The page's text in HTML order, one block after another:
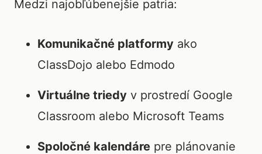
Medzi najobľúbenejšie patria:
Komunikačné platformy ako
ClassDojo alebo Edmodo
Virtuálne triedy v prostredí Google
Classroom alebo Microsoft Teams
Spoločné kalendáre pre plánovanie